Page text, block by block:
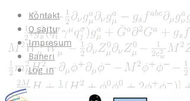
Kontakt
O sajtu
Impresum
Baneri
Log in